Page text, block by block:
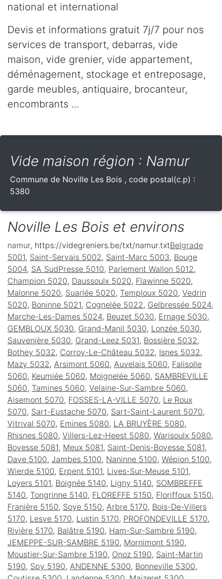
national et international
Devis et informations gratuit 7j/7 pour nos
services de transport, debarras, vide
maison, vide grenier, vide appartement,
déménagement, stockage et entreposage,
garde meubles, antiquaire, brocanteur,
encombrants ...
Vide maison région : Namur
Commune de Noville Les Bois , code postal(c.p) :
5380
Noville Les Bois et environs
namur, https://videgreniers.be/txt/namur.txtBelgrade
5001, Saint-Servais 5002 , Saint-Marc 5003, Bouge
5004, SA SudPresse 5010, Parlement Wallon 5012 ,
Champion 5020, Daussoulx 5020, Flawinne 5020,
Malonne 5020, Suarlée 5020, Temploux 5020, Vedrin
5020, Boninne 5021, Cognelée 5022 , Gelbressée 5024,
Marche-Les-Dames 5024, Beuzet 5030, Ernage 5030,
GEMBLOUX 5030, Grand-Manil 5030, Lonzée 5030,
Sauvenière 5030, Grand-Leez 5031, Bossière 5032 ,
Bothey 5032 , Corroy-Le-Château 5032 , Isnes 5032 ,
Mazy 5032 , Arsimont 5060, Auvelais 5060, Falisolle
5060, Keumiée 5060, Moignelée 5060, SAMBREVILLE
5060, Tamines 5060, Velaine-Sur-Sambre 5060,
Aisemont 5070, FOSSES-LA-VILLE 5070, Le Roux
5070, Sart-Eustache 5070, Sart-Saint-Laurent 5070,
Vitrival 5070, Emines 5080, LA BRUYÈRE 5080,
Rhisnes 5080, Villers-Lez-Heest 5080, Warisoulx 5080,
Bovesse 5081, Meux 5081, Saint-Denis-Bovesse 5081,
Dave 5100, Jambes 5100, Naninne 5100, Wépion 5100,
Wierde 5100, Erpent 5101, Lives-Sur-Meuse 5101,
Loyers 5101, Boignée 5140, Ligny 5140, SOMBREFFE
5140, Tongrinne 5140, FLOREFFE 5150, Floriffoux 5150,
Franière 5150, Soye 5150, Arbre 5170, Bois-De-Villers
5170, Lesve 5170, Lustin 5170, PROFONDEVILLE 5170,
Rivière 5170, Balâtre 5190, Ham-Sur-Sambre 5190,
JEMEPPE-SUR-SAMBRE 5190, Mornimont 5190,
Moustier-Sur-Sambre 5190, Onoz 5190, Saint-Martin
5190, Spy 5190, ANDENNE 5300, Bonneville 5300,